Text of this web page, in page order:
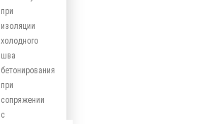
при
изоляции
холодного
шва
бетонирования
при
сопряжении
с